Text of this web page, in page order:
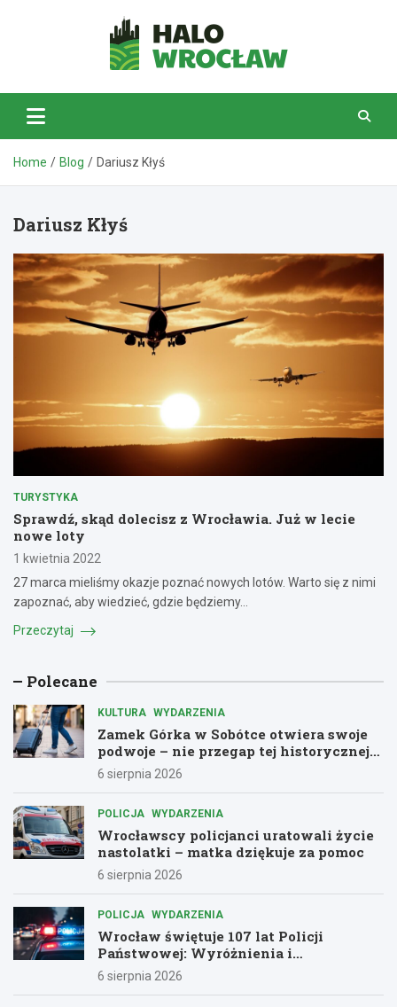
HaloWrocław.pl
Home Blog Dariusz Kłyś
Dariusz Kłyś
TURYSTYKA
Sprawdź, skąd dolecisz z Wrocławia. Już w lecie
nowe loty
1 kwietnia 2022
27 marca mieliśmy okazje poznać nowych lotów. Warto się z nimi
zapoznać, aby wiedzieć, gdzie będziemy…
Przeczytaj
Polecane
KULTURA WYDARZENIA
Zamek Górka w Sobótce otwiera swoje
podwoje – nie przegap tej historycznej
przygody!
6 sierpnia 2026
POLICJA WYDARZENIA
Wrocławscy policjanci uratowali życie
nastolatki – matka dziękuje za pomoc
6 sierpnia 2026
POLICJA WYDARZENIA
Wrocław świętuje 107 lat Policji
Państwowej: Wyróżnienia i
podziękowania dla bohaterów służby
6 sierpnia 2026